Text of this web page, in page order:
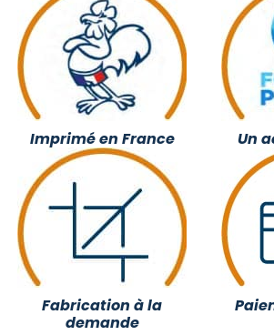
Imprimé en France Un
Fabrication à la
demande